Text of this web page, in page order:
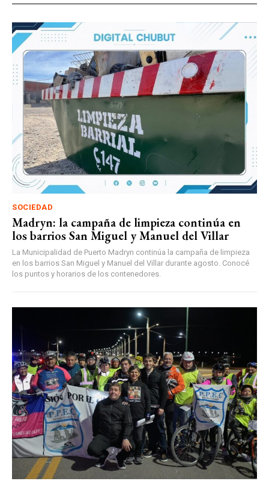
SOCIEDAD
Madryn: la campaña de limpieza continúa en
los barrios San Miguel y Manuel del Villar
La Municipalidad de Puerto Madryn continúa la campaña de limpieza
en los barrios San Miguel y Manuel del Villar durante agosto. Conocé
los puntos y horarios de los contenedores.